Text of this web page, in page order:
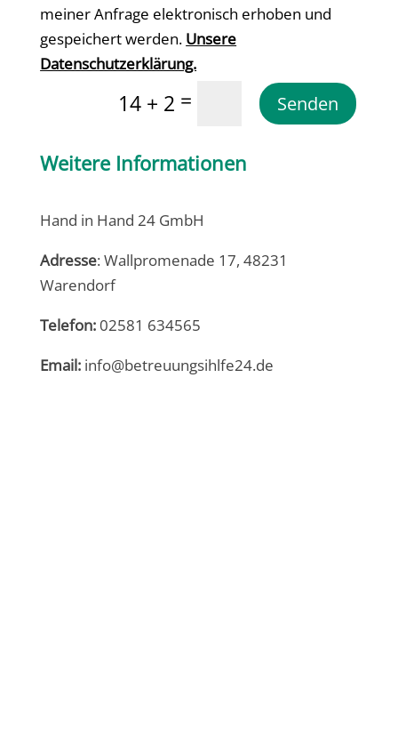
meiner Anfrage elektronisch erhoben und
gespeichert werden. Unsere
Datenschutzerklärung.
14 + 2 = Senden
Weitere Informationen
Hand in Hand 24 GmbH
Adresse: Wallpromenade 17, 48231
Warendorf
Telefon:02581 634565
Email:info@betreuungsihlfe24.de